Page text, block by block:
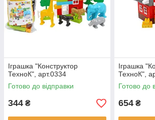
Іграшка "Конструктор
ТехноК", арт.0334
Готово до відправки
344 ₴
Іграшка
ТехноК",
Готово до
654 ₴